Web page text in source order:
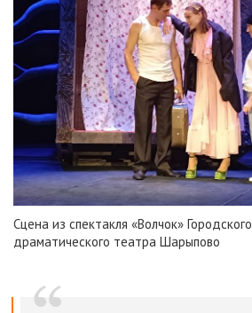
Сцена из спектакля «Волчок» Городского
драматического театра Шарыпово